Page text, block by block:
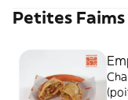
Petites Faims